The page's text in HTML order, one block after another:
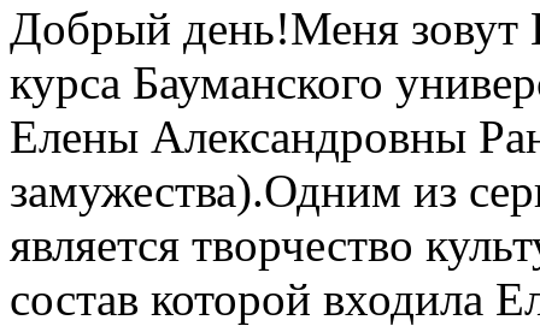
Добрый день!Меня зовут
курса Бауманского
Елены Александровны
замужества).Одним из
является творчество
состав которой входила